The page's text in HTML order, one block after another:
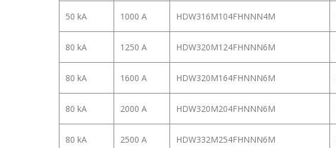
50 kA
1000 A HDW316M104FHNNN4M
80 kA 1250 A HDW320M124FHNNN6M
80 kA 1600 A HDW320M164FHNNN6M
80 kA 2000 A HDW320M204FHNNN6M
80 kA 2500 A HDW332M254FHNNN6M